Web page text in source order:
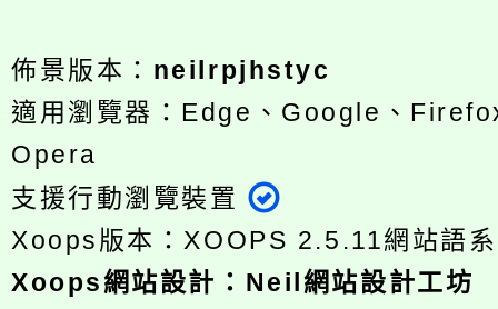
佈景版本： neilrpjhstyc
適用瀏覽器：Edge、Google、
Opera
支援行動瀏覽裝置
Xoops版本：XOOPS 2.5.11網站語
Xoops網站設計 ： Neil網站設計工坊